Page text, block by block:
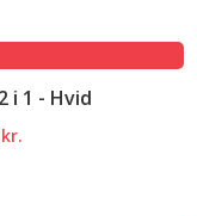
i 1 - Hvid
kr.